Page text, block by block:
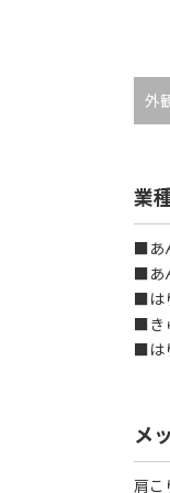
外
業
■あ
■あ
■は
■き
■は
メ
肩こ